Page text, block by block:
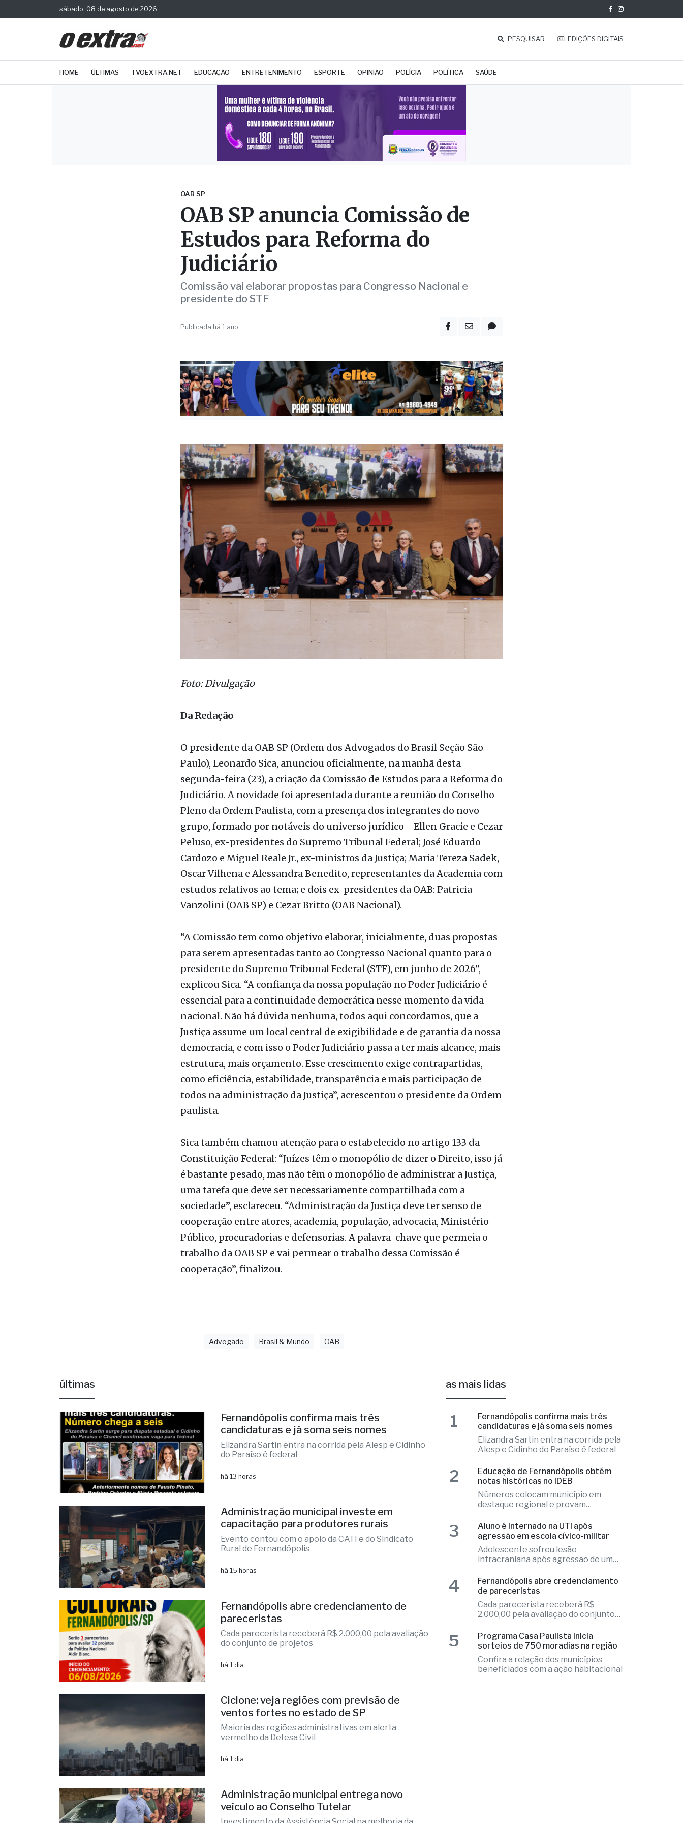
sábado, 08 de agosto de 2026
PESQUISAR EDIÇÕES DIGITAIS
HOME ÚLTIMAS TVOEXTRA.NET EDUCAÇÃO ENTRETENIMENTO ESPORTE OPINIÃO POLÍCIA POLÍTICA SAÚDE
OAB SP anuncia Comissão de
Estudos para Reforma do
Judiciário
Comissão vai elaborar propostas para Congresso Nacional e
Publicada há 1 ano
Foto: Divulgação
Da Redação
O presidente da OAB SP (Ordem dos Advogados do Brasil Seção São
Paulo), Leonardo Sica, anunciou oficialmente, na manhã desta
segunda-feira (23), a criação da Comissão de Estudos para a Reforma do
Judiciário. A novidade foi apresentada durante a reunião do Conselho
Pleno da Ordem Paulista, com a presença dos integrantes do novo
grupo, formado por notáveis do universo jurídico - Ellen Gracie e Cezar
Peluso, ex-presidentes do Supremo Tribunal Federal; José Eduardo
Cardozo e Miguel Reale Jr., ex-ministros da Justiça; Maria Tereza Sadek,
Oscar Vilhena e Alessandra Benedito, representantes da Academia com
Vanzolini (OAB SP) e Cezar Britto (OAB Nacional).
“A Comissão tem como objetivo elaborar, inicialmente, duas propostas
para serem apresentadas tanto ao Congresso Nacional quanto para o
presidente do Supremo Tribunal Federal (STF), em junho de 2026”,
explicou Sica. “A confiança da nossa população no Poder Judiciário é
essencial para a continuidade democrática nesse momento da vida
nacional. Não há dúvida nenhuma, todos aqui concordamos, que a
Justiça assume um local central de exigibilidade e de garantia da nossa
democracia, e com isso o Poder Judiciário passa a ter mais alcance, mais
estrutura, mais orçamento. Esse crescimento exige contrapartidas,
como eficiência, estabilidade, transparência e mais participação de
paulista.
Sica também chamou atenção para o estabelecido no artigo 133 da
Constituição Federal: “Juízes têm o monopólio de dizer o Direito, isso já
é bastante pesado, mas não têm o monopólio de administrar a Justiça,
uma tarefa que deve ser necessariamente compartilhada com a
sociedade”, esclareceu. “Administração da Justiça deve ter senso de
cooperação entre atores, academia, população, advocacia, Ministério
Público, procuradorias e defensorias. A palavra-chave que permeia o
últimas
Fernandópolis confirma mais três
Elizandra Sartin entra na corrida pela Alesp e Cidinho
há 13 horas
Administração municipal investe em
Evento contou com o apoio da CATI e do Sindicato
há 15 horas
Fernandópolis abre credenciamento de
Cada parecerista receberá R$ 2.000,00 pela avaliação
há 1 dia
Ciclone: veja regiões com previsão de
Maioria das regiões administrativas em alerta
há 1 dia
as mais lidas
Fernandópolis confirma mais três
Elizandra Sartin entra na corrida pela
Alesp e Cidinho do Paraíso é federal
Educação de Fernandópolis obtém
Números colocam município em
destaque regional e provam
excelência
Aluno é internado na UTI após
Adolescente sofreu lesão
intracraniana após agressão de um
colega
Fernandópolis abre credenciamento
Cada parecerista receberá R$
2.000,00 pela avaliação do conjunto
de projetos
Programa Casa Paulista inicia